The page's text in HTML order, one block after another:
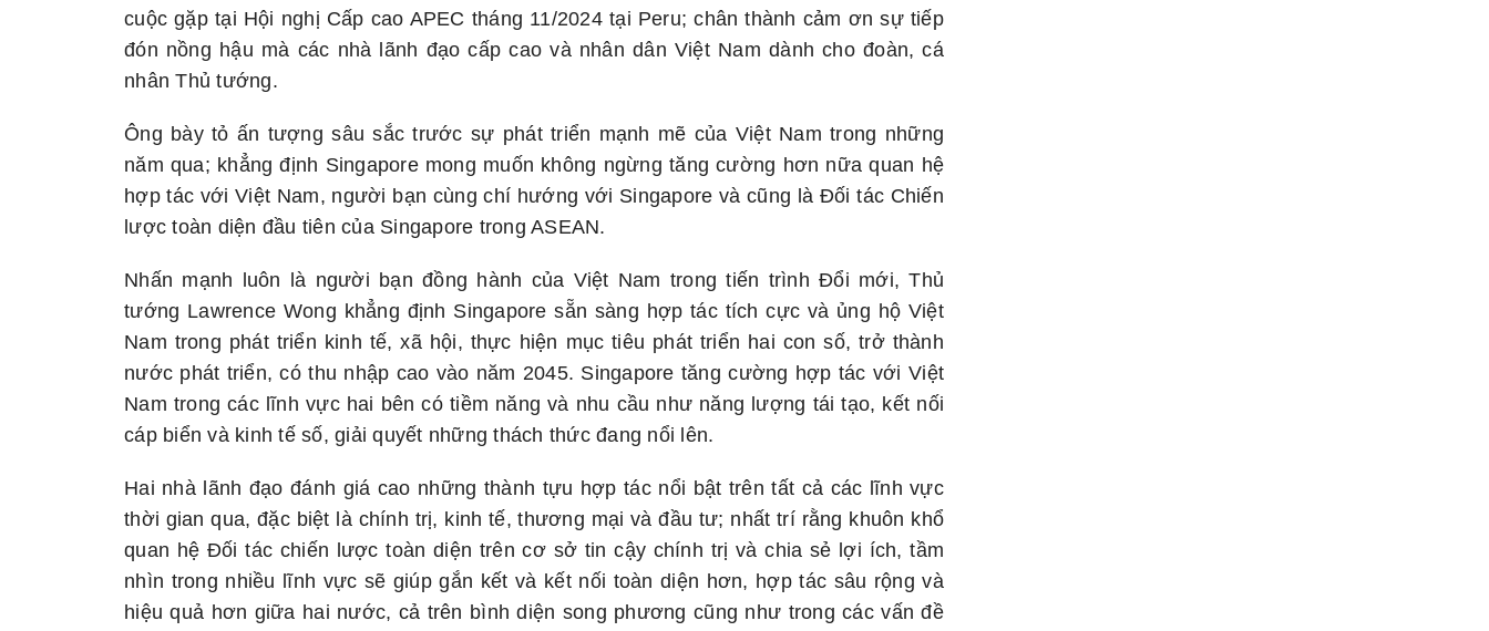
cuộc gặp tại Hội nghị Cấp cao APEC tháng 11/2024 tại Peru; chân thành cảm ơn sự tiếp
đón nồng hậu mà các nhà lãnh đạo cấp cao và nhân dân Việt Nam dành cho đoàn, cá
nhân Thủ tướng.
Ông bày tỏ ấn tượng sâu sắc trước sự phát triển mạnh mẽ của Việt Nam trong những
năm qua; khẳng định Singapore mong muốn không ngừng tăng cường hơn nữa quan hệ
hợp tác với Việt Nam, người bạn cùng chí hướng với Singapore và cũng là Đối tác Chiến
lược toàn diện đầu tiên của Singapore trong ASEAN.
Nhấn mạnh luôn là người bạn đồng hành của Việt Nam trong tiến trình Đổi mới, Thủ
tướng Lawrence Wong khẳng định Singapore sẵn sàng hợp tác tích cực và ủng hộ Việt
Nam trong phát triển kinh tế, xã hội, thực hiện mục tiêu phát triển hai con số, trở thành
nước phát triển, có thu nhập cao vào năm 2045. Singapore tăng cường hợp tác với Việt
Nam trong các lĩnh vực hai bên có tiềm năng và nhu cầu như năng lượng tái tạo, kết nối
cáp biển và kinh tế số, giải quyết những thách thức đang nổi lên.
Hai nhà lãnh đạo đánh giá cao những thành tựu hợp tác nổi bật trên tất cả các lĩnh vực
thời gian qua, đặc biệt là chính trị, kinh tế, thương mại và đầu tư; nhất trí rằng khuôn khổ
quan hệ Đối tác chiến lược toàn diện trên cơ sở tin cậy chính trị và chia sẻ lợi ích, tầm
nhìn trong nhiều lĩnh vực sẽ giúp gắn kết và kết nối toàn diện hơn, hợp tác sâu rộng và
hiệu quả hơn giữa hai nước, cả trên bình diện song phương cũng như trong các vấn đề